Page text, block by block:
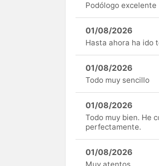
Podólogo excelente
01/08/2026
Hasta ahora ha ido
01/08/2026
Todo muy sencillo
01/08/2026
Todo muy bien. He
perfectamente.
01/08/2026